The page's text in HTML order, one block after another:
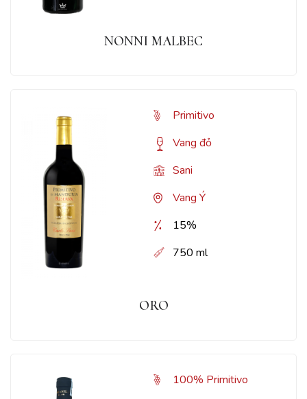
NONNI MALBEC
Primitivo
Vang đỏ
Sani
Vang Ý
15%
750 ml
ORO
100% Primitivo